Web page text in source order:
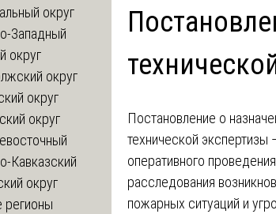
Постановление о
технической экспертизы
оперативного
расследования
пожарных ситуаций и
округ
Западный
округ
округ
округ
округ
Кавказский
округ